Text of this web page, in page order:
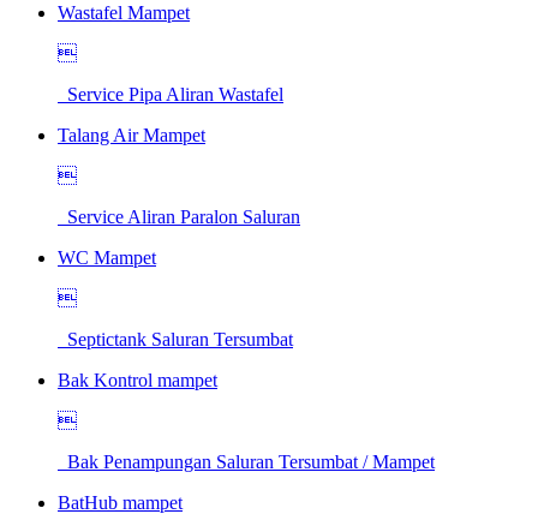
Wastafel Mampet

Service Pipa Aliran Wastafel
Talang Air Mampet

Service Aliran Paralon Saluran
WC Mampet

Septictank Saluran Tersumbat
Bak Kontrol mampet

Bak Penampungan Saluran Tersumbat / Mampet
BatHub mampet